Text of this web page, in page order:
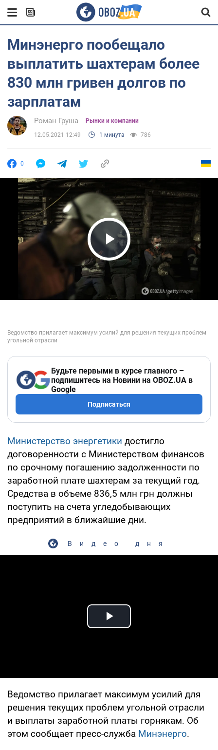
Минэнерго пообещало
выплатить шахтерам более
830 млн гривен долгов по
зарплатам
Роман Груша Рынки и компании
12.05.2021 12:49 1 минута 786
0
Play Video
Будьте первыми в курсе главного –
подпишитесь на Новини на OBOZ.UA в
Google
Подписаться
Министерство энергетики достигло
договоренности с Министерством финансов
по срочному погашению задолженности по
заработной плате шахтерам за текущий год.
Средства в объеме 836,5 млн грн должны
поступить на счета угледобывающих
предприятий в ближайшие дни.
Видео дня
Play Video
Ведомство прилагает максимум усилий для
решения текущих проблем угольной отрасли
и выплаты заработной платы горнякам. Об
этом сообщает пресс-служба Минэнерго.